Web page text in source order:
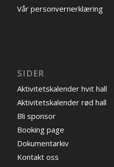
Vår personvernerklæring
SIDER
Aktivitetskalender hvit hall
Aktivitetskalender rød hall
Bli sponsor
Booking page
Dokumentarkiv
Kontakt oss